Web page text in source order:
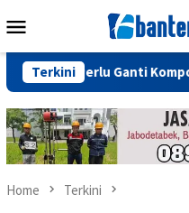
to
Menu
Terkini
Perlu Ganti Kompor
Home Terkini